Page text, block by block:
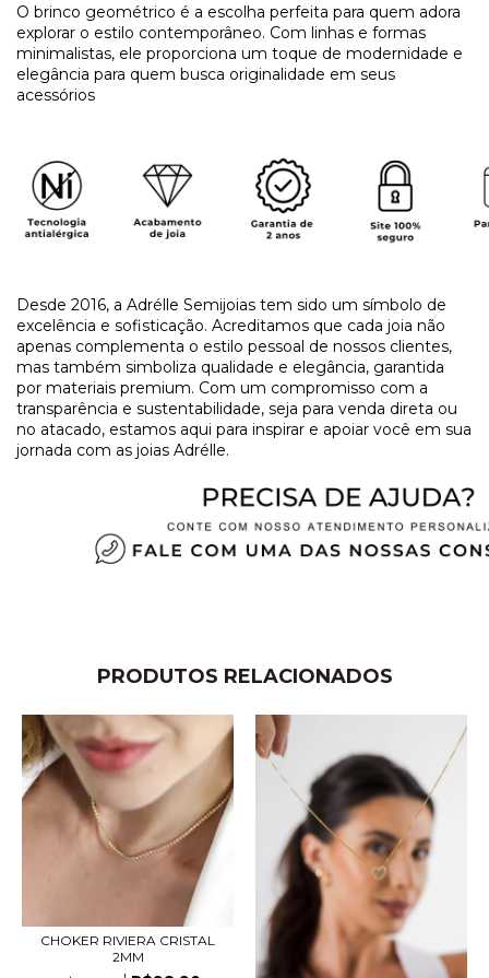
O brinco geométrico é a escolha perfeita para quem adora
explorar o estilo contemporâneo. Com linhas e formas
minimalistas, ele proporciona um toque de modernidade e
elegância para quem busca originalidade em seus
acessórios
Desde 2016, a Adrélle Semijoias tem sido um símbolo de
excelência e sofisticação. Acreditamos que cada joia não
apenas complementa o estilo pessoal de nossos clientes,
mas também simboliza qualidade e elegância, garantida
por materiais premium. Com um compromisso com a
transparência e sustentabilidade, seja para venda direta ou
no atacado, estamos aqui para inspirar e apoiar você em sua
jornada com as joias Adrélle.
PRODUTOS RELACIONADOS
CHOKER RIVIERA CRISTAL
2MM